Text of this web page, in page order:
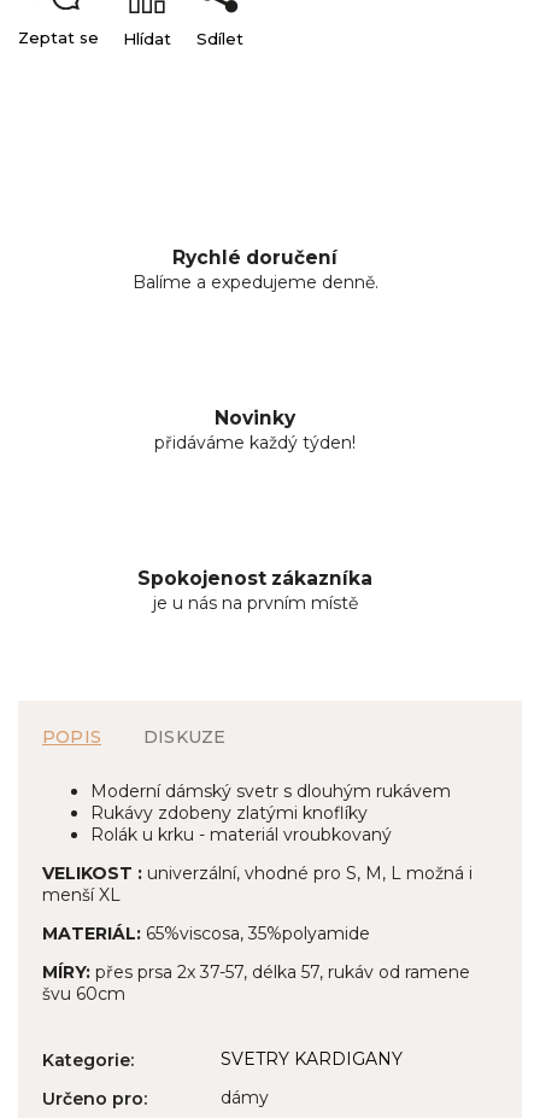
Zeptat se Hlídat Sdílet
Rychlé doručení
Balíme a expedujeme denně.
Novinky
přidáváme každý týden!
Spokojenost zákazníka
je u nás na prvním místě
POPIS DISKUZE
Moderní dámský svetr s dlouhým rukávem
Rukávy zdobeny zlatými knoflíky
Rolák u krku - materiál vroubkovaný
VELIKOST : univerzální, vhodné pro S, M, L možná i
menší XL
MATERIÁL: 65%viscosa, 35%polyamide
MÍRY: přes prsa 2x 37-57, délka 57, rukáv od ramene
švu 60cm
Kategorie:
SVETRY KARDIGANY
Určeno pro: dámy